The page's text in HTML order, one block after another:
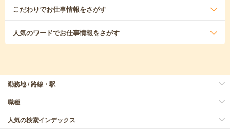
こだわりでお仕事情報をさがす
人気のワードでお仕事情報をさがす
勤務地 / 路線・駅
職種
人気の検索インデックス